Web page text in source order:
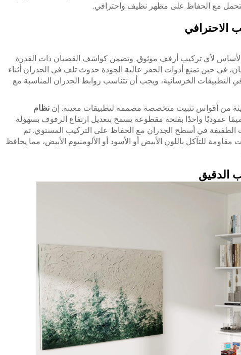
مع الحفاظ على مظهر نظيف واحترافي.
الاحترافي
الأساس لأي تركيب أرفف موثوق. وتضمن كواشف القضبان ذات القدرة
في حين تمنع أدوات الحفر عالية الجودة حدوث تلف في الجدران أثناء
التطبيقات الخرسانية، ويجب أن تتناسب روابط الجدران المناسبة مع
من أقواس تثبيت متخصصة مصممة لتطبيقات معينة. إن نظام
عموديًا واحدًا بفتحة مقطوعة يسمح بتعديل ارتفاع الرفوف بسهولة
الطفيفة في أسطح الجدران مع الحفاظ على التركيب المستوي. تم
للتآكل باللون الأبيض أو الأسود أو الألومنيوم الأبيض، مما يحافظ
الدقيق